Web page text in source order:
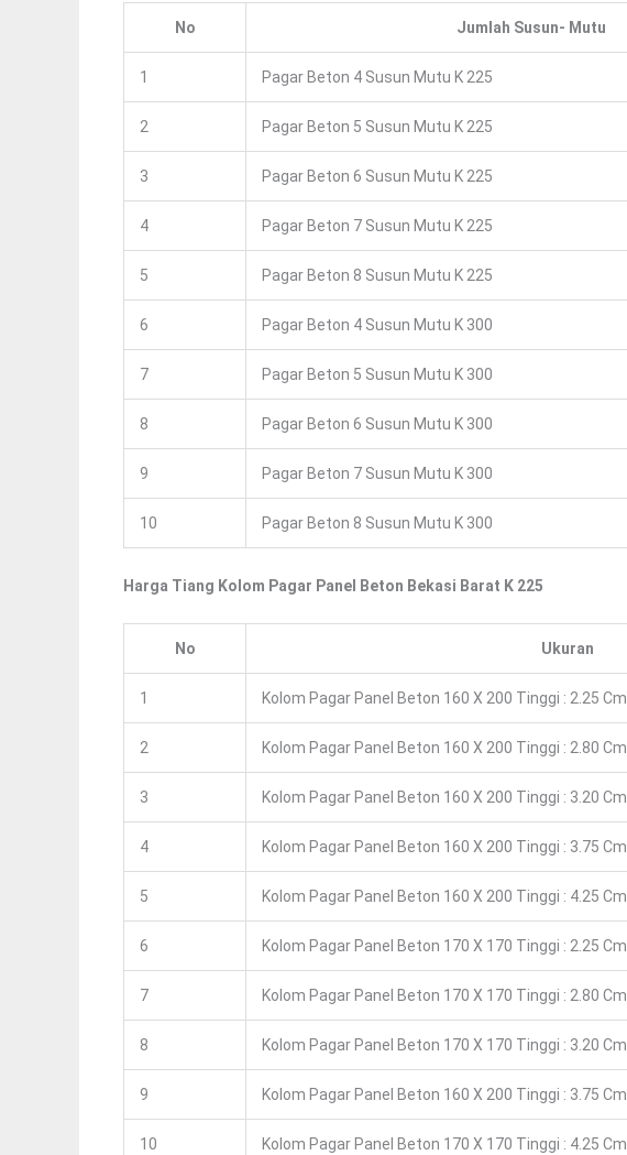
No Jumlah Susun- Mutu
1 Pagar Beton 4 Susun Mutu K 225
2 Pagar Beton 5 Susun Mutu K 225
3 Pagar Beton 6 Susun Mutu K 225
4 Pagar Beton 7 Susun Mutu K 225
5 Pagar Beton 8 Susun Mutu K 225
6 Pagar Beton 4 Susun Mutu K 300
7 Pagar Beton 5 Susun Mutu K 300
8 Pagar Beton 6 Susun Mutu K 300
9 Pagar Beton 7 Susun Mutu K 300
10 Pagar Beton 8 Susun Mutu K 300
Harga Tiang Kolom Pagar Panel Beton Bekasi Barat K 225
No Ukuran
1 Kolom Pagar Panel Beton 160 X 200 Tinggi : 2.25 Cm
2 Kolom Pagar Panel Beton 160 X 200 Tinggi : 2.80 Cm
3 Kolom Pagar Panel Beton 160 X 200 Tinggi : 3.20 Cm
4 Kolom Pagar Panel Beton 160 X 200 Tinggi : 3.75 Cm
5 Kolom Pagar Panel Beton 160 X 200 Tinggi : 4.25 Cm
6 Kolom Pagar Panel Beton 170 X 170 Tinggi : 2.25 Cm
7 Kolom Pagar Panel Beton 170 X 170 Tinggi : 2.80 Cm
8 Kolom Pagar Panel Beton 170 X 170 Tinggi : 3.20 Cm
9 Kolom Pagar Panel Beton 160 X 200 Tinggi : 3.75 Cm
10 Kolom Pagar Panel Beton 170 X 170 Tinggi : 4.25 Cm